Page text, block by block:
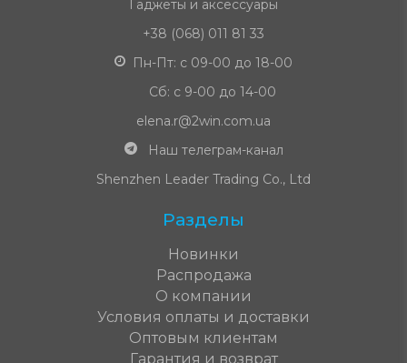
Гаджеты и аксессуары
+38 (068) 011 81 33
Пн-Пт: с 09-00 до 18-00
Сб: с 9-00 до 14-00
elena.r@2win.com.ua
Наш телеграм-канал
Shenzhen Leader Trading Co., Ltd
Разделы
Новинки
Распродажа
О компании
Условия оплаты и доставки
Оптовым клиентам
Гарантия и возврат